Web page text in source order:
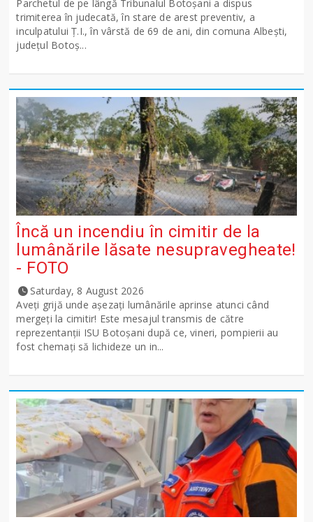
Parchetul de pe lângă Tribunalul Botoşani a dispus
trimiterea în judecată, în stare de arest preventiv, a
inculpatului Ț.I., în vârstă de 69 de ani, din comuna Albești,
județul Botoș...
Încă un incendiu în cimitir de la
lumânările lăsate nesupravegheate!
- FOTO
Saturday, 8 August 2026
Aveți grijă unde așezați lumânările aprinse atunci când
mergeți la cimitir! Este mesajul transmis de către
reprezentanții ISU Botoșani după ce, vineri, pompierii au
fost chemați să lichideze un in...